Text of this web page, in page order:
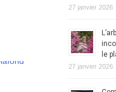
27 janvier 2026
le
27 janvier 2026